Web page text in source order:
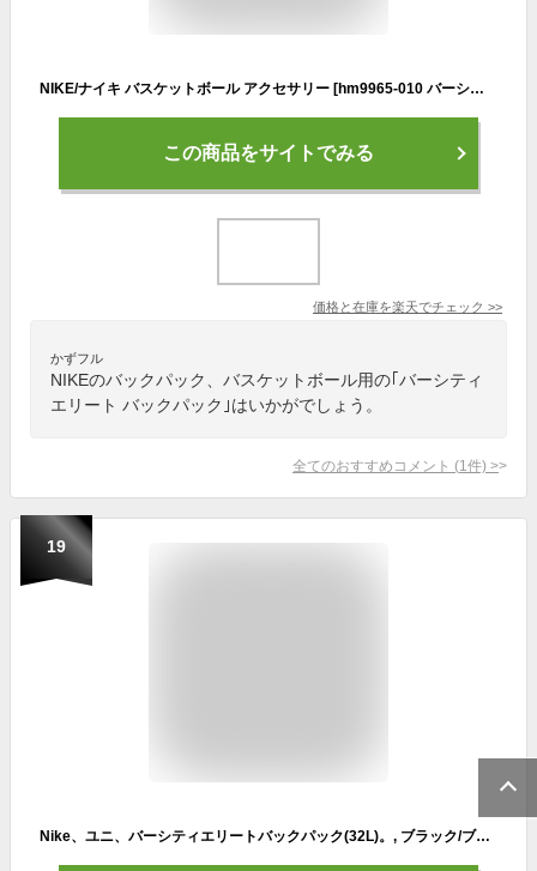
NIKE/ナイキ バスケットボール アクセサリー [hm9965-010 バーシティ エリート バックパック(32L)] バックパック_リュック_バック_部活/2025FW 【ネコポス不可】
この商品をサイトでみる
価格と在庫を楽天でチェック >>
かずフル
NIKEのバックパック、バスケットボール用の｢バーシティ
エリート バックパック｣はいかがでしょう。
全てのおすすめコメント (1 件) >
19
Nike、ユニ、バーシティエリートバックパック(32L)。, ブラック/ブラック/メタリックシルバー, One Size, Varsity Elite バックパック (32l)。